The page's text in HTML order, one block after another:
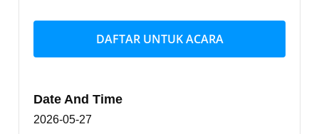
DAFTAR UNTUK ACARA
Date And Time
2026-05-27